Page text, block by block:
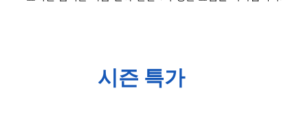
시즌 특가